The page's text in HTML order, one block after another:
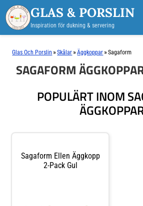
GLAS & PORSLIN
Inspiration för dukning & servering
Glas Och Porslin »Skålar »Äggkoppar »Sagaform
SAGAFORM
POPULÄRT INOM
Sagaform Ellen Äggkopp
2-Pack Gul